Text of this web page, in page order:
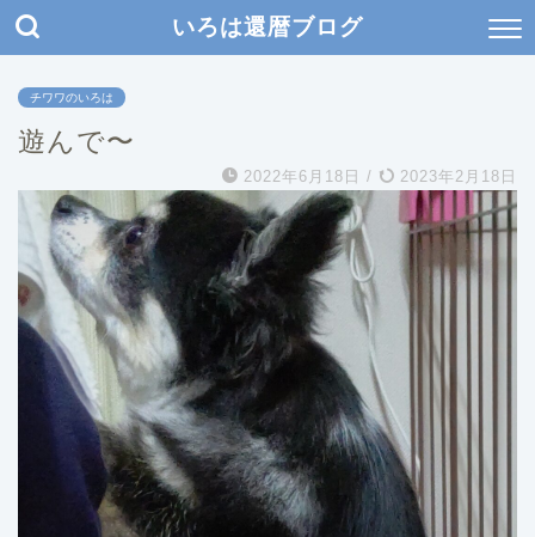
いろは還暦ブログ
チワワのいろは
遊んで〜
2022年6月18日 / 2023年2月18日